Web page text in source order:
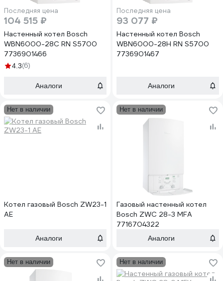
Последняя цена
104 515 ₽
Настенный котел Bosch
WBN6000-28C RN S5700
7736901466
4.3(6)
Аналоги
Последняя цена
93 077 ₽
Настенный котел Bosch
WBN6000-28H RN S5700
7736901467
Аналоги
Нет в наличии
Котел газовый Bosch ZW23-1
АЕ
Аналоги
Нет в наличии
Газовый настенный котел
Bosch ZWC 28-3 MFA
7716704322
Аналоги
Нет в наличии Нет в наличии